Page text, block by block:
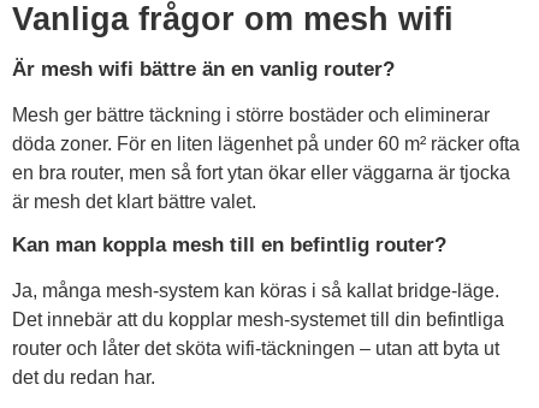
Vanliga frågor om mesh wifi
Är mesh wifi bättre än en vanlig router?
Mesh ger bättre täckning i större bostäder och eliminerar
döda zoner. För en liten lägenhet på under 60 m² räcker ofta
en bra router, men så fort ytan ökar eller väggarna är tjocka
är mesh det klart bättre valet.
Kan man koppla mesh till en befintlig router?
Ja, många mesh-system kan köras i så kallat bridge-läge.
Det innebär att du kopplar mesh-systemet till din befintliga
router och låter det sköta wifi-täckningen – utan att byta ut
det du redan har.